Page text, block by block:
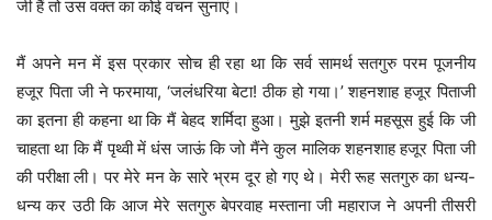
जी हैं तो उस वक्त का कोई वचन सुनाएं।
मैं अपने मन में इस प्रकार सोच ही रहा था कि सर्व सामर्थ सतगुरु परम पूजनीय
हजूर पिता जी ने फरमाया, ‘जलंधरिया बेटा! ठीक हो गया।’ शहनशाह हजूर पिताजी
का इतना ही कहना था कि मैं बेहद शर्मिदा हुआ। मुझे इतनी शर्म महसूस हुई कि जी
चाहता था कि मैं पृथ्वी में धंस जाऊं कि जो मैंने कुल मालिक शहनशाह हजूर पिता जी
की परीक्षा ली। पर मेरे मन के सारे भ्रम दूर हो गए थे। मेरी रूह सतगुरु का धन्य-
धन्य कर उठी कि आज मेरे सतगुरु बेपरवाह मस्ताना जी महाराज ने अपनी तीसरी